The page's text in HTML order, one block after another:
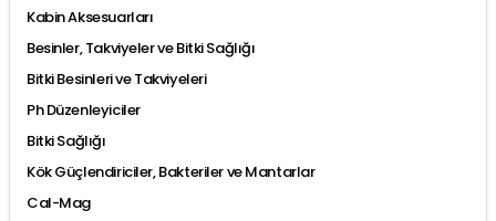
Kabin Aksesuarları
Besinler, Takviyeler ve Bitki Sağlığı
Bitki Besinleri ve Takviyeleri
Ph Düzenleyiciler
Bitki Sağlığı
Kök Güçlendiriciler, Bakteriler ve Mantarlar
Cal-Mag